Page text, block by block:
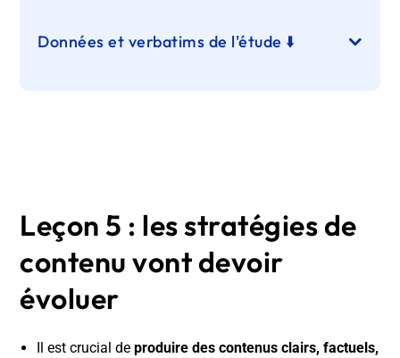
Données et verbatims de l'étude ⬇️
Leçon 5 : les stratégies de
contenu vont devoir
évoluer
Il est crucial de produire des contenus clairs, factuels,